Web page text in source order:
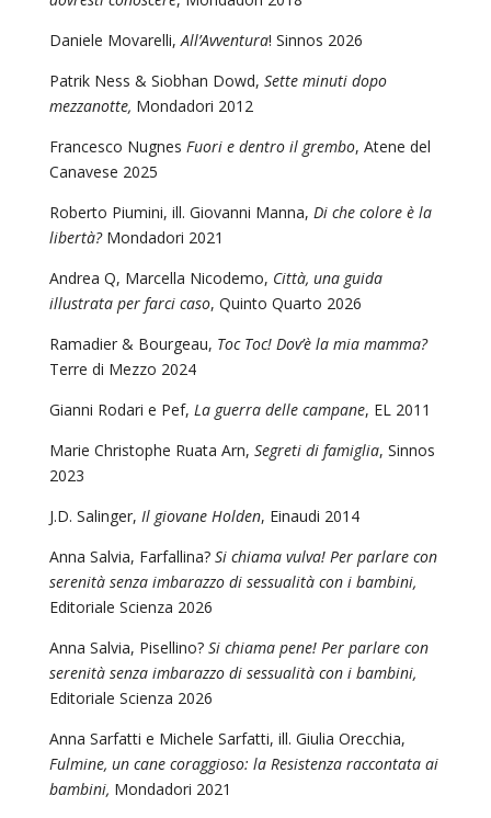
Daniele Movarelli,All’Avventura! Sinnos 2026
Patrik Ness & Siobhan Dowd, Sette minuti dopo
mezzanotte, Mondadori 2012
Francesco Nugnes Fuori e dentro il grembo, Atene del
Canavese 2025
Roberto Piumini, ill. Giovanni Manna, Di che colore è la
libertà?Mondadori 2021
Andrea Q, Marcella Nicodemo, Città, una guida
illustrata per farci caso, Quinto Quarto 2026
Ramadier & Bourgeau, Toc Toc! Dov’è la mia mamma?
Terre di Mezzo 2024
Gianni Rodari e Pef, La guerra delle campane, EL 2011
Marie Christophe Ruata Arn, Segreti di famiglia, Sinnos
2023
J.D. Salinger, Il giovane Holden, Einaudi 2014
Anna Salvia, Farfallina? Si chiama vulva! Per parlare con
serenità senza imbarazzo di sessualità con i bambini,
Editoriale Scienza 2026
Anna Salvia, Pisellino? Si chiama pene! Per parlare con
serenità senza imbarazzo di sessualità con i bambini,
Editoriale Scienza 2026
Anna Sarfatti e Michele Sarfatti, ill. Giulia Orecchia,
Fulmine, un cane coraggioso: la Resistenza raccontata ai
bambini, Mondadori 2021